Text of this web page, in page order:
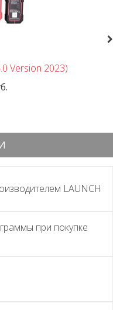
Version 2023)
LAUNCH
при покупке